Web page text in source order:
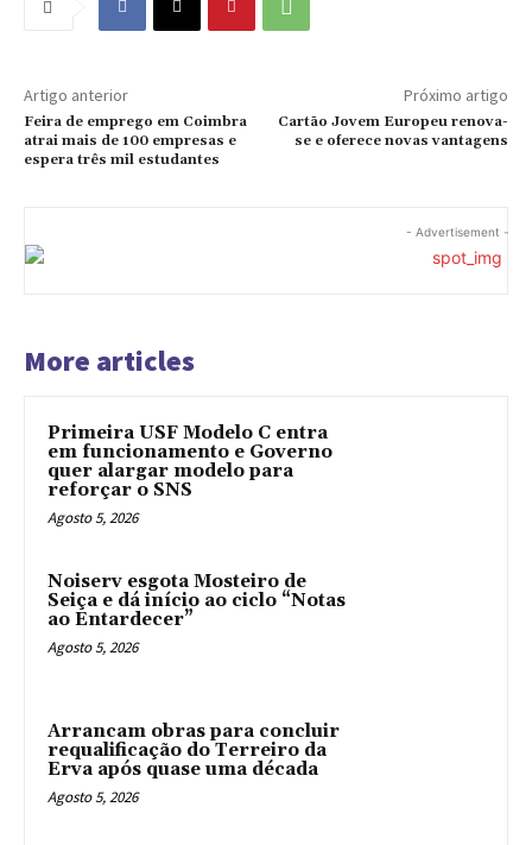
Artigo anterior
Feira de emprego em Coimbra
atrai mais de 100 empresas e
espera três mil estudantes
Próximo artigo
Cartão Jovem Europeu renova-
se e oferece novas vantagens
- Advertisement -
More articles
Primeira USF Modelo C entra
em funcionamento e Governo
quer alargar modelo para
reforçar o SNS
Agosto 5, 2026
Noiserv esgota Mosteiro de
Seiça e dá início ao ciclo “Notas
ao Entardecer”
Agosto 5, 2026
Arrancam obras para concluir
requalificação do Terreiro da
Erva após quase uma década
Agosto 5, 2026